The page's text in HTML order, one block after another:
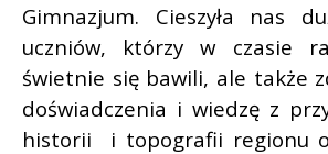
Gimnazjum. Cieszyła nas
uczniów, którzy w czasie
świetnie się bawili, ale także
doświadczenia i wiedzę z
historii
i topografii regionu